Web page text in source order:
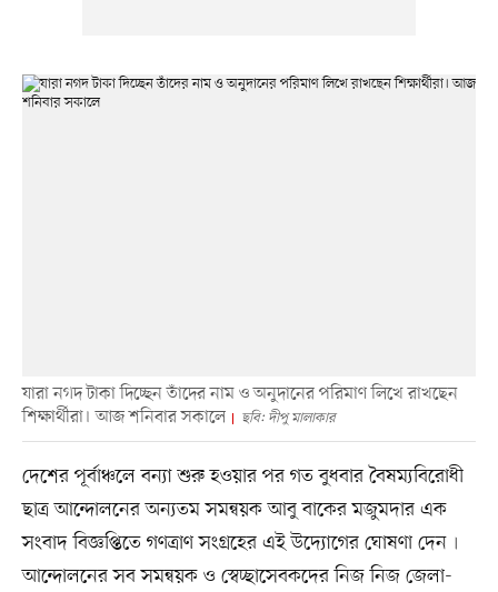
যারা নগদ টাকা দিচ্ছেন তাঁদের নাম ও অনুদানের পরিমাণ লিখে রাখছেন
শিক্ষার্থীরা। আজ শনিবার সকালে
ছবি: দীপু মালাকার
দেশের পূর্বাঞ্চলে বন্যা শুরু হওয়ার পর গত বুধবার বৈষম্যবিরোধী
ছাত্র আন্দোলনের অন্যতম সমন্বয়ক আবু বাকের মজুমদার এক
সংবাদ বিজ্ঞপ্তিতে গণত্রাণ সংগ্রহের এই উদ্যোগের ঘোষণা দেন৷
আন্দোলনের সব সমন্বয়ক ও স্বেচ্ছাসেবকদের নিজ নিজ জেলা-